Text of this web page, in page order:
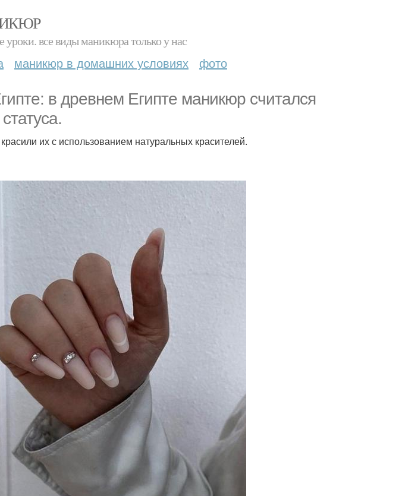
все виды маникюра только у нас
маникюр в домашних условиях фото
в древнем Египте маникюр считался
их с использованием натуральных красителей.